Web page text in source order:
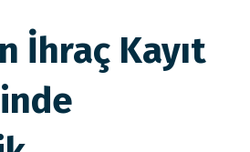
İhraç Kayıt